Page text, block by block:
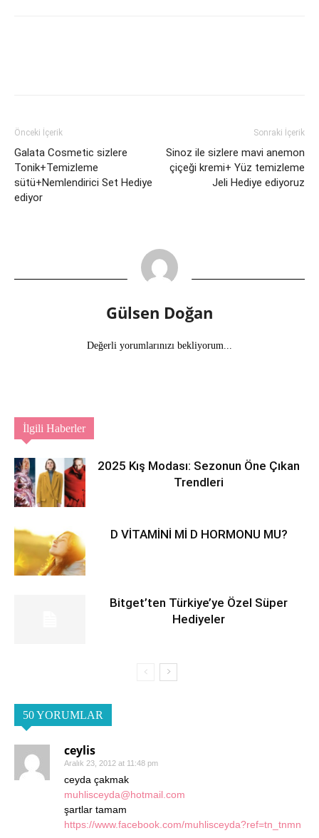
Önceki İçerik
Galata Cosmetic sizlere
Tonik+Temizleme
sütü+Nemlendirici Set Hediye
ediyor
Sonraki İçerik
Sinoz ile sizlere mavi anemon
çiçeği kremi+ Yüz temizleme
Jeli Hediye ediyoruz
Gülsen Doğan
Değerli yorumlarınızı bekliyorum...
İlgili Haberler
2025 Kış Modası: Sezonun Öne Çıkan
Trendleri
D VİTAMİNİ Mİ D HORMONU MU?
Bitget’ten Türkiye’ye Özel Süper
Hediyeler
50 YORUMLAR
ceylis
Aralık 23, 2012 at 11:48 pm
ceyda çakmak
muhlisceyda@hotmail.com
şartlar tamam
https://www.facebook.com/muhlisceyda?ref=tn_tnmn